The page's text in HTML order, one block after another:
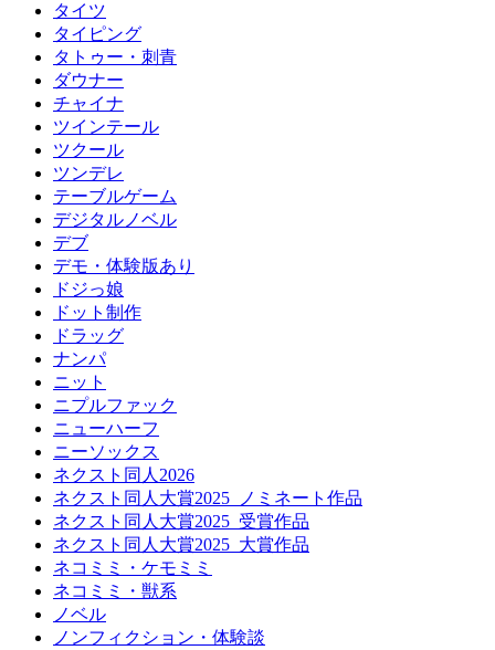
タイツ
タイピング
タトゥー・刺青
ダウナー
チャイナ
ツインテール
ツクール
ツンデレ
テーブルゲーム
デジタルノベル
デブ
デモ・体験版あり
ドジっ娘
ドット制作
ドラッグ
ナンパ
ニット
ニプルファック
ニューハーフ
ニーソックス
ネクスト同人2026
ネクスト同人大賞2025_ノミネート作品
ネクスト同人大賞2025_受賞作品
ネクスト同人大賞2025_大賞作品
ネコミミ・ケモミミ
ネコミミ・獣系
ノベル
ノンフィクション・体験談